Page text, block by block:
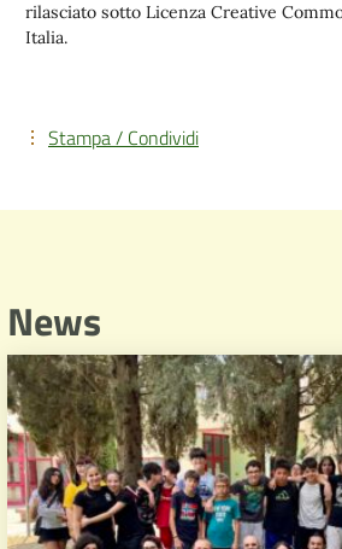
rilasciato sotto Licenza Creative
Italia.
Stampa / Condividi
News